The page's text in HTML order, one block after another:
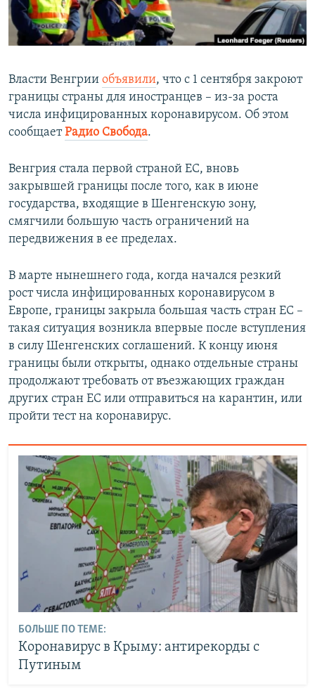
ПОБЕДИТЕЛЕЙ НЕ СУДЯТ?
КРЫМ.НЕПОКОРЕННЫЙ
УКРАИНСКАЯ ПРОБЛЕМА КРЫМА
ПРИСОЕДИНЯЙТЕСЬ!
Все сайты RFE/RL
Власти Венгрии объявили, что с 1 сентября закроют
границы страны для иностранцев – из-за роста
числа инфицированных коронавирусом.​ Об этом
сообщаетРадио Свобода.
Венгрия стала первой страной ЕС, вновь
закрывшей границы после того, как в июне
государства, входящие в Шенгенскую зону,
смягчили большую часть ограничений на
передвижения в ее пределах.
В марте нынешнего года, когда начался резкий
рост числа инфицированных коронавирусом в
Европе, границы закрыла большая часть стран ЕС –
такая ситуация возникла впервые после вступления
в силу Шенгенских соглашений. К концу июня
границы были открыты, однако отдельные страны
продолжают требовать от въезжающих граждан
других стран ЕС или отправиться на карантин, или
пройти тест на коронавирус.
БОЛЬШЕ ПО ТЕМЕ:
Коронавирус в Крыму: антирекорды с
Путиным